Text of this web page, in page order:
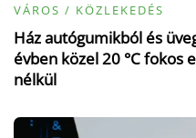
VÁROS / KÖZLEKEDÉS
Ház autógumikból és
évben közel 20 °C fokos
nélkül